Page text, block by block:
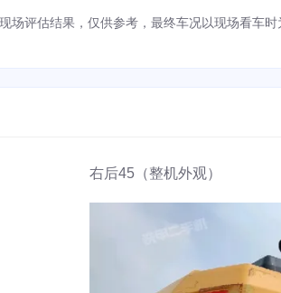
场评估结果，仅供参考，最终车况以现场看车时
右后45（整机外观）